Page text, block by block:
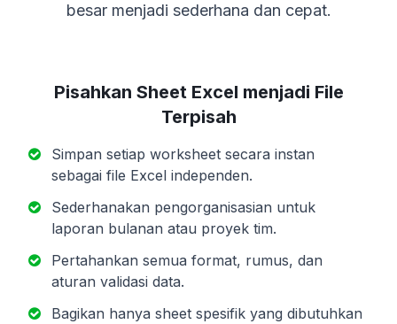
besar menjadi sederhana dan cepat.
Pisahkan Sheet Excel menjadi File
Terpisah
Simpan setiap worksheet secara instan
sebagai file Excel independen.
Sederhanakan pengorganisasian untuk
laporan bulanan atau proyek tim.
Pertahankan semua format, rumus, dan
aturan validasi data.
Bagikan hanya sheet spesifik yang dibutuhkan